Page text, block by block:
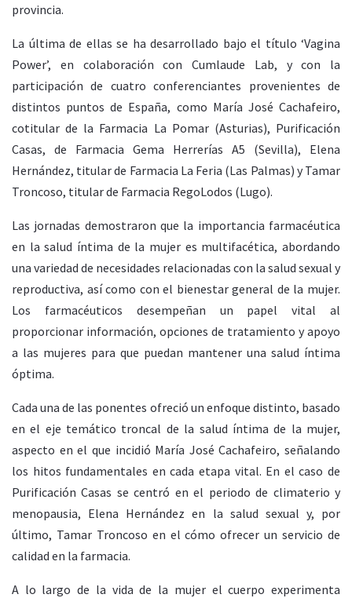
provincia.
La última de ellas se ha desarrollado bajo el título ‘Vagina
Power’, en colaboración con Cumlaude Lab, y con la
participación de cuatro conferenciantes provenientes de
distintos puntos de España, como María José Cachafeiro,
cotitular de la Farmacia La Pomar (Asturias), Purificación
Casas, de Farmacia Gema Herrerías A5 (Sevilla), Elena
Hernández, titular de Farmacia La Feria (Las Palmas) y Tamar
Troncoso, titular de Farmacia RegoLodos (Lugo).
Las jornadas demostraron que la importancia farmacéutica
en la salud íntima de la mujer es multifacética, abordando
una variedad de necesidades relacionadas con la salud sexual y
reproductiva, así como con el bienestar general de la mujer.
Los farmacéuticos desempeñan un papel vital al
proporcionar información, opciones de tratamiento y apoyo
a las mujeres para que puedan mantener una salud íntima
óptima.
Cada una de las ponentes ofreció un enfoque distinto, basado
en el eje temático troncal de la salud íntima de la mujer,
aspecto en el que incidió María José Cachafeiro, señalando
los hitos fundamentales en cada etapa vital. En el caso de
Purificación Casas se centró en el periodo de climaterio y
menopausia, Elena Hernández en la salud sexual y, por
último, Tamar Troncoso en el cómo ofrecer un servicio de
calidad en la farmacia.
A lo largo de la vida de la mujer el cuerpo experimenta